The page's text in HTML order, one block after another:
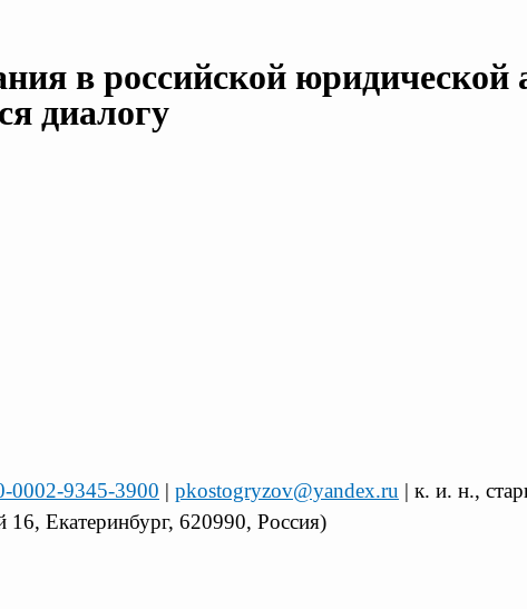
в российской юридической
диалогу
0002-9345-3900 | pkostogryzov@yandex.ru | к. и. н.,
Екатеринбург, 620990, Россия)